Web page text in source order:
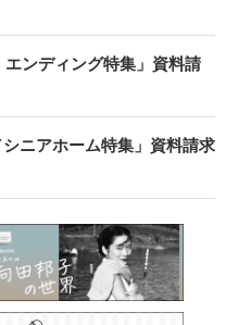
ンディング特集」資料請
ニアホーム特集」資料請求